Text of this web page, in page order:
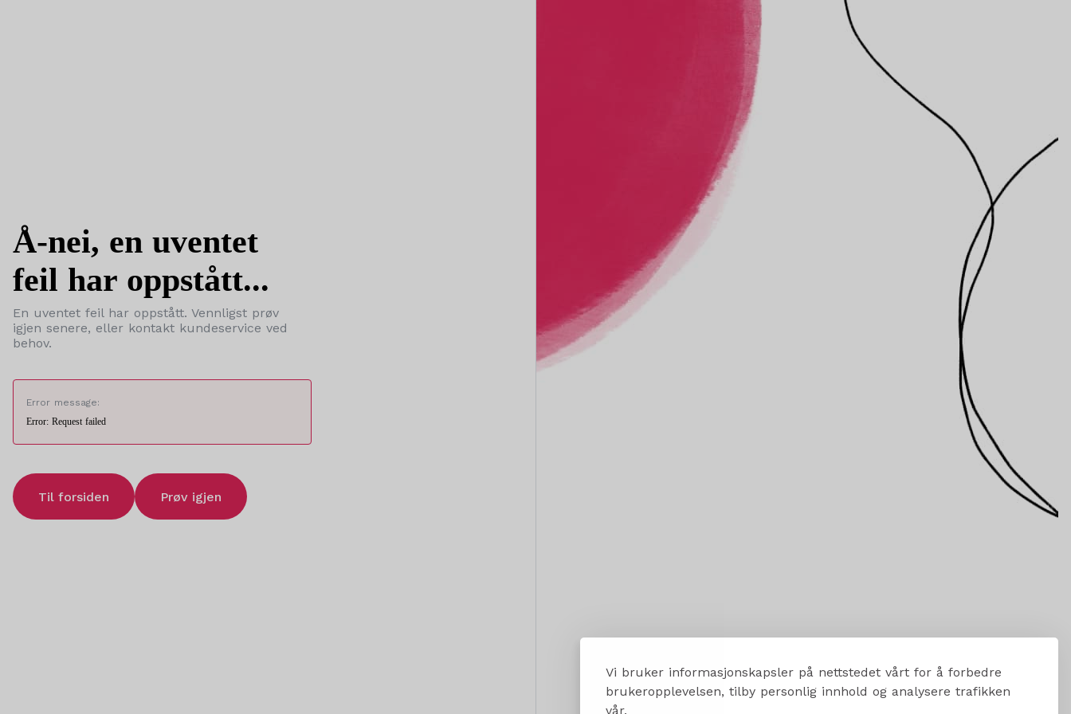
Vi bruker informasjonskapsler på nettstedet vårt for å forbedre
brukeropplevelsen, tilby personlig innhold og analysere trafikken
vår.
Å-nei, en uventet
feil har oppstått...
En uventet feil har oppstått. Vennligst prøv
igjen senere, eller kontakt kundeservice ved
behov.
Error message:
Error: Request failed
Til forsiden Prøv igjen